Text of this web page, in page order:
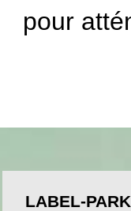
pour
LABEL-